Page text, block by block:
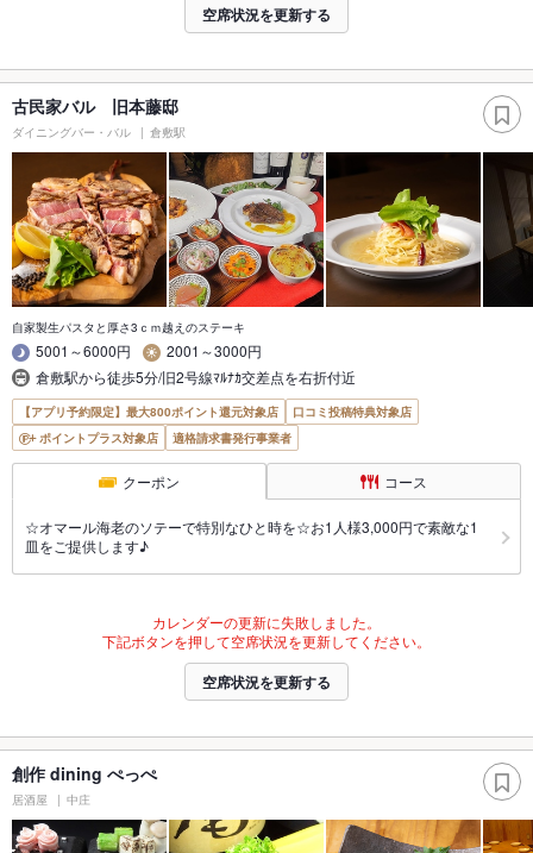
空席状況を更新する
古民家バル 旧本藤邸
ダイニングバー・バル 倉敷駅
自家製生パスタと厚さ3ｃｍ越えのステーキ
5001～6000円
2001～3000円
倉敷駅から徒歩5分/旧2号線ﾏﾙﾅｶ交差点を右折付近
【アプリ予約限定】最大800ポイント還元対象店
口コミ投稿特典対象店
ポイントプラス対象店
適格請求書発行事業者
クーポン コース
☆オマール海老のソテーで特別なひと時を☆お1人様3,000円で素敵な1
皿をご提供します♪
カレンダーの更新に失敗しました。
下記ボタンを押して空席状況を更新してください。
空席状況を更新する
創作 dining ぺっぺ
居酒屋 中庄